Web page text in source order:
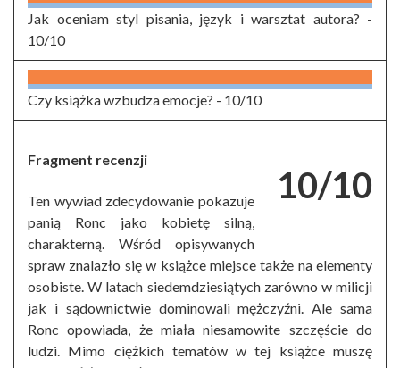
Jak oceniam styl pisania, język i warsztat autora? -
10/10
Czy książka wzbudza emocje? - 10/10
10/10
Fragment recenzji
Ten wywiad zdecydowanie pokazuje
panią Ronc jako kobietę silną,
charakterną. Wśród opisywanych
spraw znalazło się w książce miejsce także na elementy
osobiste. W latach siedemdziesiątych zarówno w milicji
jak i sądownictwie dominowali mężczyźni. Ale sama
Ronc opowiada, że miała niesamowite szczęście do
ludzi. Mimo ciężkich tematów w tej książce muszę